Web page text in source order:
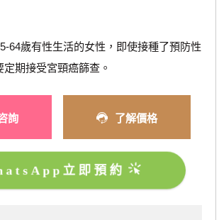
歲有性生活的女性，即使接種了預防性
期接受宮頸癌篩查。
詢 了解價格
立即預約